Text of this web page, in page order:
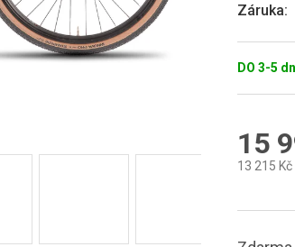
DO 3-5
Záruka:
15
13 215 Kč